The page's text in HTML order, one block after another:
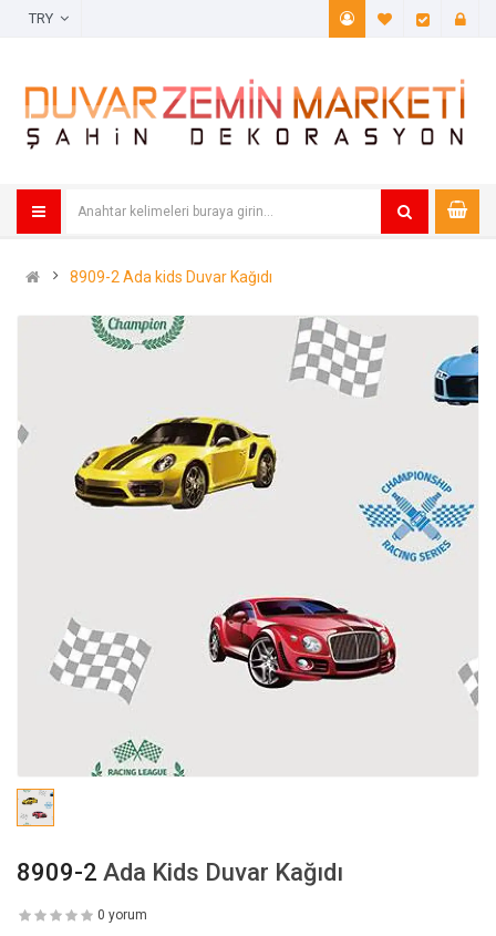
A. Listem
8909-2 Ada kids Duvar Kağıdı
8909-2 Ada Kids Duvar Kağıdı
0 yorum